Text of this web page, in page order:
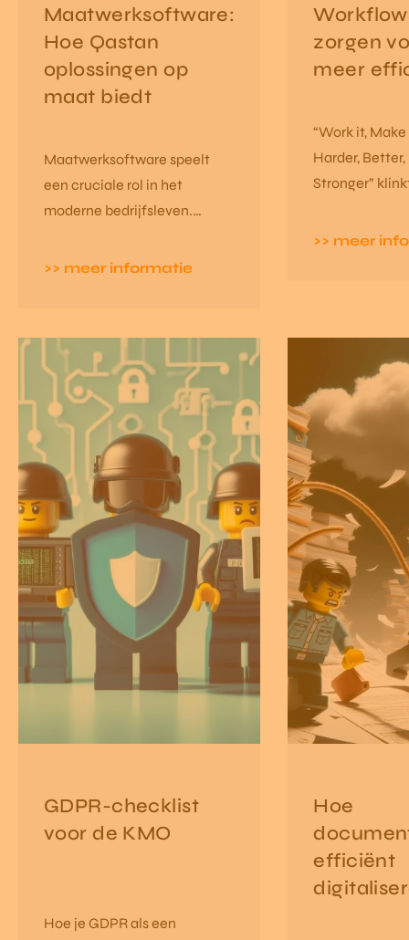
Maatwerksoftware:
Hoe Qastan
oplossingen op
maat biedt
Maatwerksoftware speelt
een cruciale rol in het
moderne bedrijfsleven.
softwareoplossingen handig
specifiek is afgestemd op de
unieke behoeften en
processen van een bedrijf
>> meer informatie
zorgen
meer
“Work it,
Harder, Better,
Stronger”
oorwurm van
vele
terugvinden.
>> meer
GDPR-checklist
voor de KMO
Hoe je GDPR als een
Hoe
efficiënt